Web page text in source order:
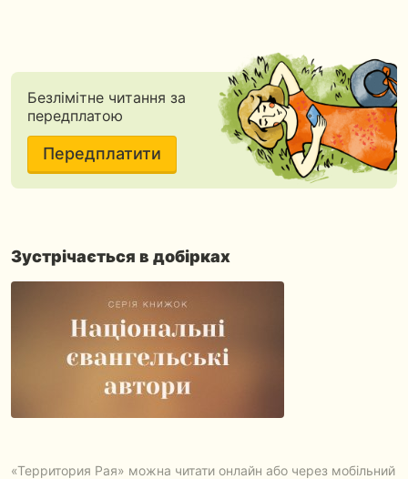
Безлімітне читання за
передплатою
Передплатити
Зустрічається в добірках
«Территория Рая» можна читати онлайн або через мобільний